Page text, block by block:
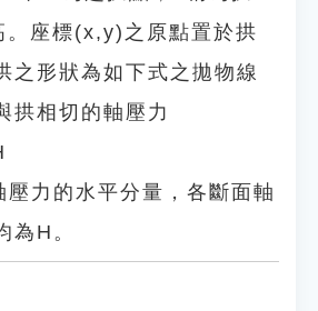
。座標(x,y)之原點置於拱
之形狀為如下式之拋物線
拱相切的軸壓力
力的水平分量，各斷面軸
為H。